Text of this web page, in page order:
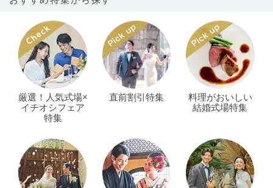
厳選！人気式場×
イチオシフェア
特集
直前割引特集
料理がおいしい
結婚式場特集